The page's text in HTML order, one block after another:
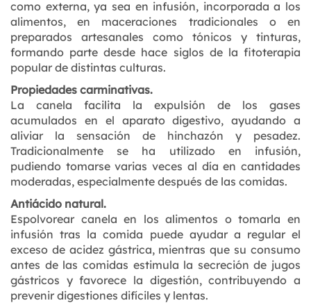
como externa, ya sea en infusión, incorporada a los
alimentos, en maceraciones tradicionales o en
preparados artesanales como tónicos y tinturas,
formando parte desde hace siglos de la fitoterapia
popular de distintas culturas.
Propiedades carminativas.
La canela facilita la expulsión de los gases
acumulados en el aparato digestivo, ayudando a
aliviar la sensación de hinchazón y pesadez.
Tradicionalmente se ha utilizado en infusión,
pudiendo tomarse varias veces al día en cantidades
moderadas, especialmente después de las comidas.
Antiácido natural.
Espolvorear canela en los alimentos o tomarla en
infusión tras la comida puede ayudar a regular el
exceso de acidez gástrica, mientras que su consumo
antes de las comidas estimula la secreción de jugos
gástricos y favorece la digestión, contribuyendo a
prevenir digestiones difíciles y lentas.